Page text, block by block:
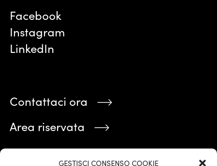
GESTISCI CONSENSO COOKIE
Facebook
Instagram
LinkedIn
Contattaci ora
Area riservata